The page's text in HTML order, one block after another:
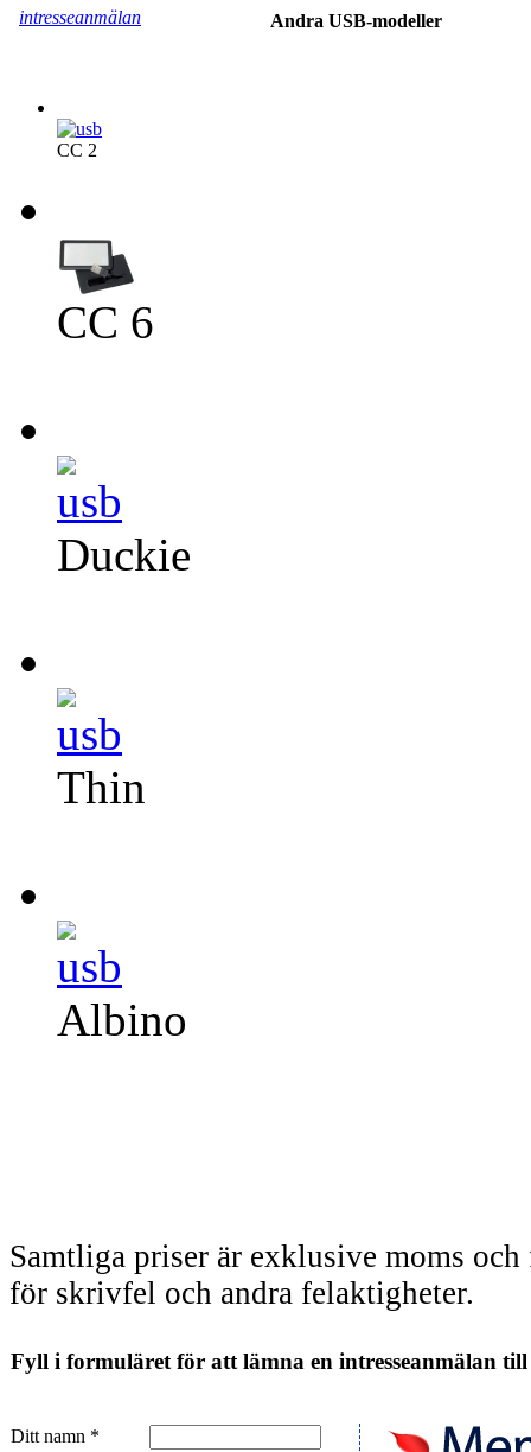
intresseanmälan
Andra USB-modeller
CC 2
CC 6
Duckie
Thin
Albino
Samtliga priser är exklusive moms
för skrivfel och andra felaktigheter.
Fyll i formuläret för att lämna en intresseanmälan till
Ditt namn *